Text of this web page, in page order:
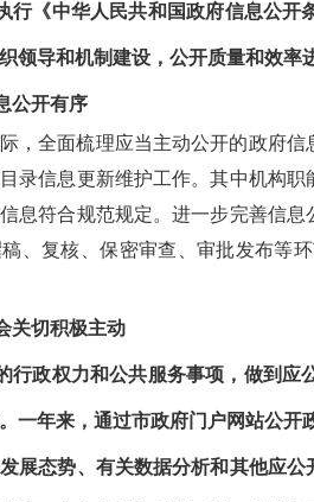
行《中华人民共和国政府信息公开
领导和机制建设，公开质量和效率
公开有序
，全面梳理应当主动公开的政府
录信息更新维护工作。其中机构
息符合规范规定。进一步完善信
、复核、保密审查、审批发布等
关切积极主动
行政权力和公共服务事项，做到
一年来，通过市政府门户网站公开
展态势、有关数据分析和其他应